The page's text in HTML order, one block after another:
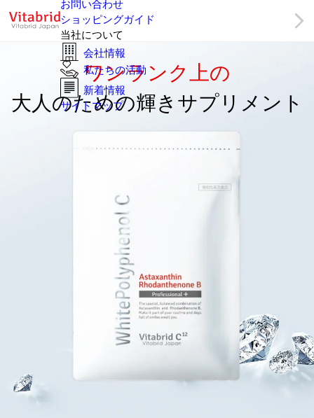
お問い合わせ
ショッピングガイド
当社について
会社情報
私たちの活動
新着情報
サイトマップ
ワンランク上の
大人のための輝きサプリメント